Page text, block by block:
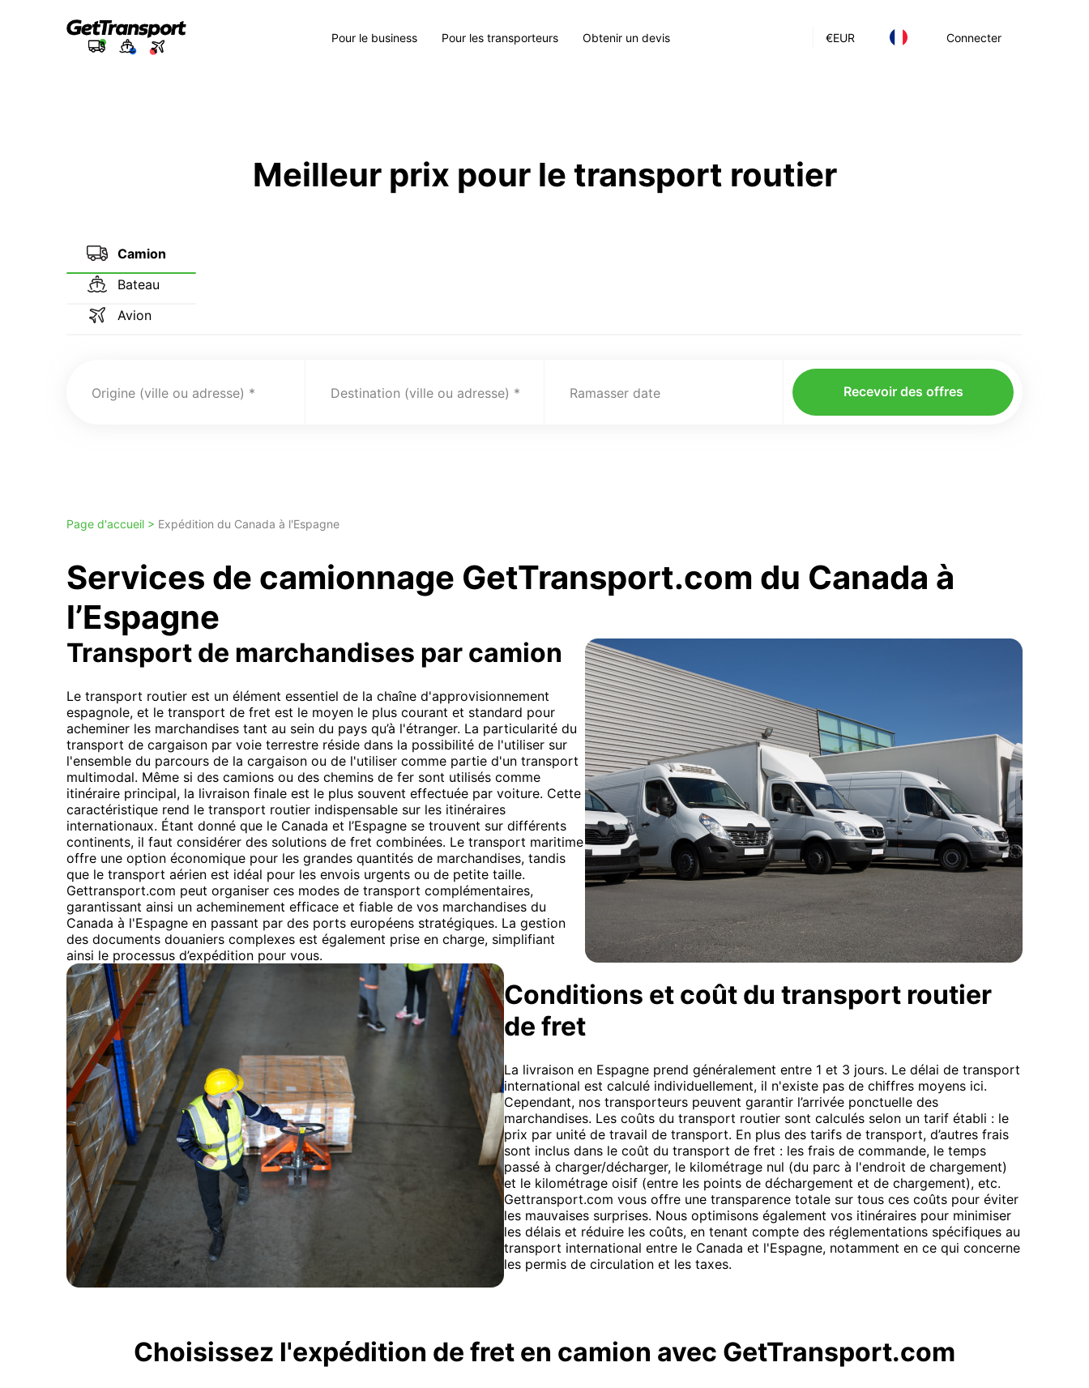
€EUR Connecter
Pour le business Pour les transporteurs Obtenir un devis
Meilleur prix pour le transport routier
Camion
Bateau
Avion
Origine (ville ou adresse) Destination (ville ou adresse) Ramasser date Recevoir des offres
Page d'accueil > Expédition du Canada à l'Espagne
Services de camionnage GetTransport.com du Canada à
l’Espagne
Transport de marchandises par camion
Le transport routier est un élément essentiel de la chaîne d'approvisionnement
espagnole, et le transport de fret est le moyen le plus courant et standard pour
acheminer les marchandises tant au sein du pays qu’à l'étranger. La particularité du
transport de cargaison par voie terrestre réside dans la possibilité de l'utiliser sur
l'ensemble du parcours de la cargaison ou de l'utiliser comme partie d'un transport
multimodal. Même si des camions ou des chemins de fer sont utilisés comme
itinéraire principal, la livraison finale est le plus souvent effectuée par voiture. Cette
caractéristique rend le transport routier indispensable sur les itinéraires
internationaux. Étant donné que le Canada et l’Espagne se trouvent sur différents
continents, il faut considérer des solutions de fret combinées. Le transport maritime
offre une option économique pour les grandes quantités de marchandises, tandis
que le transport aérien est idéal pour les envois urgents ou de petite taille.
Gettransport.com peut organiser ces modes de transport complémentaires,
garantissant ainsi un acheminement efficace et fiable de vos marchandises du
Canada à l'Espagne en passant par des ports européens stratégiques. La gestion
des documents douaniers complexes est également prise en charge, simplifiant
ainsi le processus d’expédition pour vous.
Conditions et coût du transport routier
de fret
La livraison en Espagne prend généralement entre 1 et 3 jours. Le délai de transport
international est calculé individuellement, il n'existe pas de chiffres moyens ici.
Cependant, nos transporteurs peuvent garantir l’arrivée ponctuelle des
marchandises. Les coûts du transport routier sont calculés selon un tarif établi : le
prix par unité de travail de transport. En plus des tarifs de transport, d’autres frais
sont inclus dans le coût du transport de fret : les frais de commande, le temps
passé à charger/décharger, le kilométrage nul (du parc à l'endroit de chargement)
et le kilométrage oisif (entre les points de déchargement et de chargement), etc.
Gettransport.com vous offre une transparence totale sur tous ces coûts pour éviter
les mauvaises surprises. Nous optimisons également vos itinéraires pour minimiser
les délais et réduire les coûts, en tenant compte des réglementations spécifiques au
transport international entre le Canada et l'Espagne, notamment en ce qui concerne
les permis de circulation et les taxes.
Choisissez l'expédition de fret en camion avec GetTransport.com